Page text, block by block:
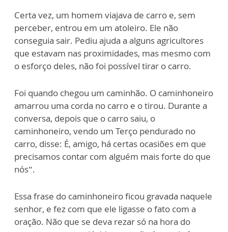
Certa vez, um homem viajava de carro e, sem
perceber, entrou em um atoleiro. Ele não
conseguia sair. Pediu ajuda a alguns agricultores
que estavam nas proximidades, mas mesmo com
o esforço deles, não foi possível tirar o carro.
Foi quando chegou um caminhão. O caminhoneiro
amarrou uma corda no carro e o tirou. Durante a
conversa, depois que o carro saiu, o
caminhoneiro, vendo um Terço pendurado no
carro, disse: É, amigo, há certas ocasiões em que
precisamos contar com alguém mais forte do que
nós”.
Essa frase do caminhoneiro ficou gravada naquele
senhor, e fez com que ele ligasse o fato com a
oração. Não que se deva rezar só na hora do